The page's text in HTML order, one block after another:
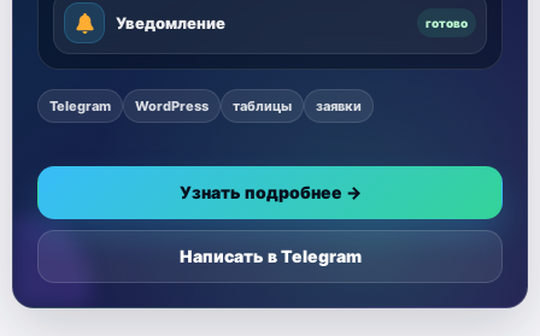
Уведомление готово
Telegram WordPress таблицы заявки
Узнать подробнее →
Написать в Telegram